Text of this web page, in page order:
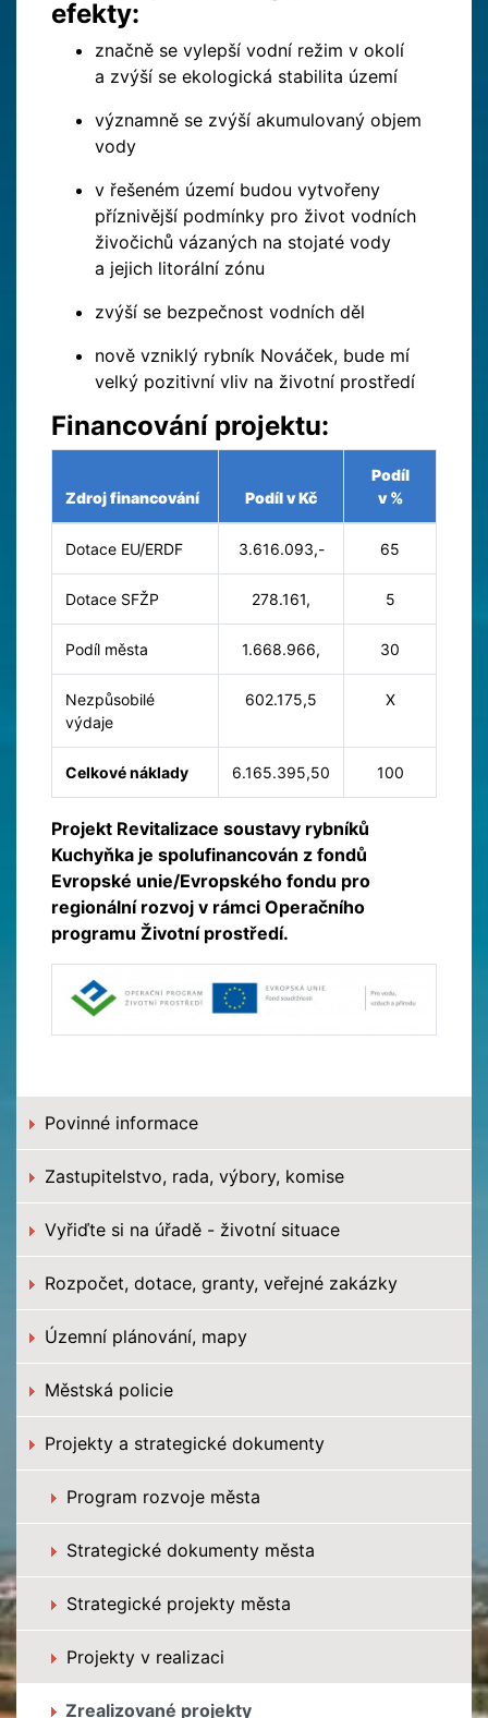
efekty:
značně se vylepší vodní režim v okolí
a zvýší se ekologická stabilita území
významně se zvýší akumulovaný objem
vody
v řešeném území budou vytvořeny
příznivější podmínky pro život vodních
živočichů vázaných na stojaté vody
a jejich litorální zónu
zvýší se bezpečnost vodních děl
nově vzniklý rybník Nováček, bude mí
velký pozitivní vliv na životní prostředí
Financování projektu:
Zdroj financování Podíl v Kč
Podíl
v %
Dotace EU/ERDF 3.616.093,- 65
Dotace SFŽP 278.161, 5
Podíl města 1.668.966, 30
Nezpůsobilé
výdaje
602.175,5 X
Celkové náklady 6.165.395,50 100
Projekt Revitalizace soustavy rybníků
Kuchyňka je spolufinancován z fondů
Evropské unie/Evropského fondu pro
regionální rozvoj v rámci Operačního
programu Životní prostředí.
Povinné informace
Zastupitelstvo, rada, výbory, komise
Vyřiďte si na úřadě - životní situace
Rozpočet, dotace, granty, veřejné zakázky
Územní plánování, mapy
Městská policie
Projekty a strategické dokumenty
Program rozvoje města
Strategické dokumenty města
Strategické projekty města
Projekty v realizaci
Zrealizované projekty